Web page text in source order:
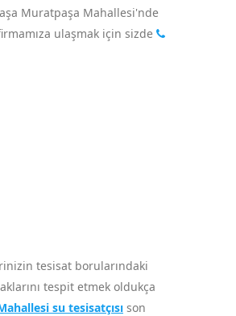
Muratpaşa Mahallesi'nde
ulaşmak için sizde
tesisat borularındaki
tespit etmek oldukça
su tesisatçısı son